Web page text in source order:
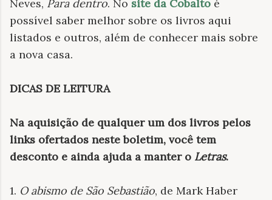
Neves, Para dentro. No site da Cobalto é
possível saber melhor sobre os livros aqui
listados e outros, além de conhecer mais sobre
a nova casa.
DICAS DE LEITURA
Na aquisição de qualquer um dos livros pelos
links ofertados neste boletim, você tem
desconto e ainda ajuda a manter o Letras.
1. O abismo de São Sebastião, de Mark Haber